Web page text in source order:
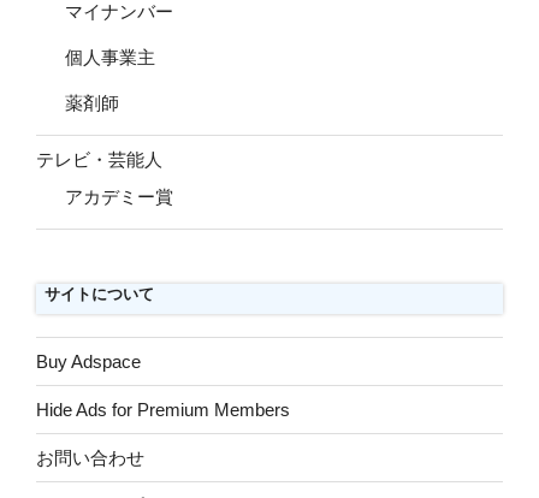
マイナンバー
個人事業主
薬剤師
テレビ・芸能人
アカデミー賞
サイトについて
Buy Adspace
Hide Ads for Premium Members
お問い合わせ